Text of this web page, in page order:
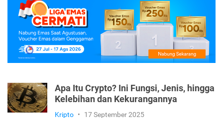
Apa Itu Crypto? Ini Fungsi, Jenis, hingga
Kelebihan dan Kekurangannya
Kripto • 17 September 2025